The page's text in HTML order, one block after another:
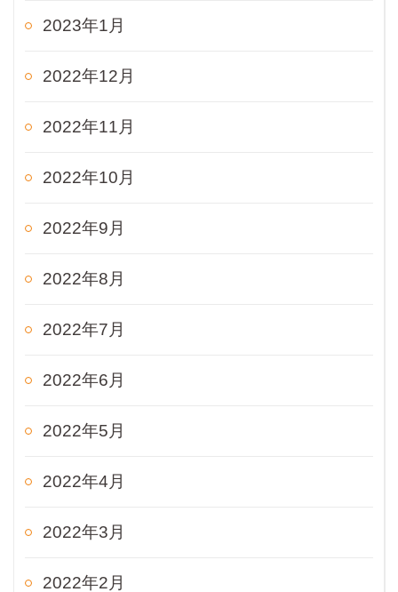
2023年1月
2022年12月
2022年11月
2022年10月
2022年9月
2022年8月
2022年7月
2022年6月
2022年5月
2022年4月
2022年3月
2022年2月